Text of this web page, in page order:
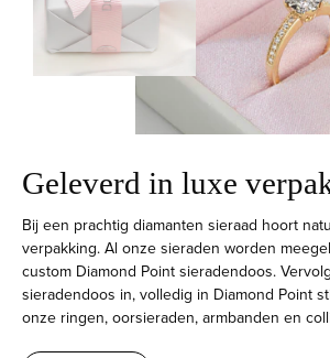
Geleverd in luxe
Bij een prachtig diamanten sieraad hoort
verpakking. Al onze sieraden worden
custom Diamond Point sieradendoos.
sieradendoos in, volledig in Diamond Point
onze ringen, oorsieraden, armbanden en